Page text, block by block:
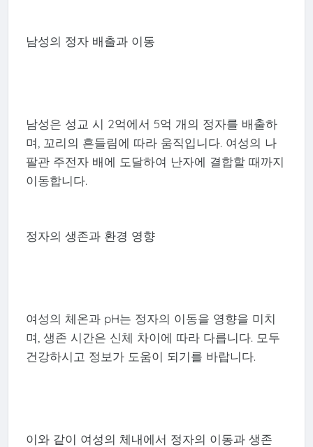
남성의 정자 배출과 이동
남성은 성교 시 2억에서 5억 개의 정자를 배출하
며, 꼬리의 흔들림에 따라 움직입니다. 여성의 나
팔관 주전자 배에 도달하여 난자에 결합할 때까지
이동합니다.
정자의 생존과 환경 영향
여성의 체온과 pH는 정자의 이동을 영향을 미치
며, 생존 시간은 신체 차이에 따라 다릅니다. 모두
건강하시고 정보가 도움이 되기를 바랍니다.
이와 같이 여성의 체내에서 정자의 이동과 생존